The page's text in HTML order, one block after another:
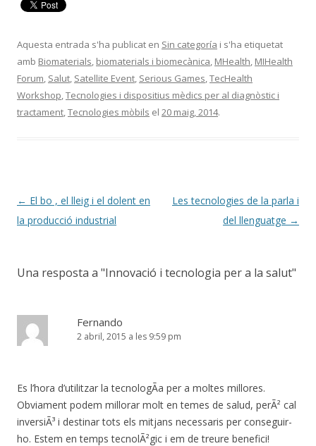
Aquesta entrada s'ha publicat en Sin categoría i s'ha etiquetat
amb Biomaterials, biomaterials i biomecànica, MHealth, MIHealth
Forum, Salut, Satellite Event, Serious Games,TecHealth
Workshop,Tecnologies i dispositius mèdics per al diagnòstic i
tractament,Tecnologies mòbils el 20 maig, 2014.
Navegació
per
← El bo , el lleig i el dolent en
la producció industrial
Les tecnologies de la parla i
del llenguatge →
Una resposta a "Innovació i tecnologia per a la salut"
Fernando
2 abril, 2015 a les 9:59 pm
Es l’hora d’utilitzar la tecnologÃ­a per a moltes millores.
Obviament podem millorar molt en temes de salud, perÃ² cal
inversiÃ³ i destinar tots els mitjans necessaris per conseguir-
ho. Estem en temps tecnolÃ²gic i em de treure benefici!